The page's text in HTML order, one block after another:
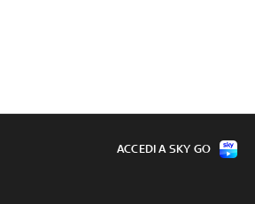
ACCEDI A SKY GO